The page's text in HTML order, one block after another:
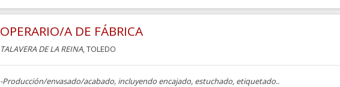
OPERARIO/A DE FÁBRICA
TALAVERA DE LA REINA, TOLEDO
-Producción/envasado/acabado, incluyendo encajado, estuchado, etiquetado..